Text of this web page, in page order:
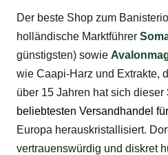
Der beste Shop zum
holländische Marktführer
günstigsten) sowie
wie Caapi-Harz und Extrakte,
über 15 Jahren hat sich dieser
beliebtesten Versandhandel für
Europa herauskristallisiert.
vertrauenswürdig und diskret